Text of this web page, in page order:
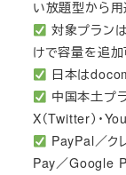
い放題型から
対象プラン
けで容量を追
日本は
中国本土プ
X（Twitter）・
PayPal／ク
Pay／Google